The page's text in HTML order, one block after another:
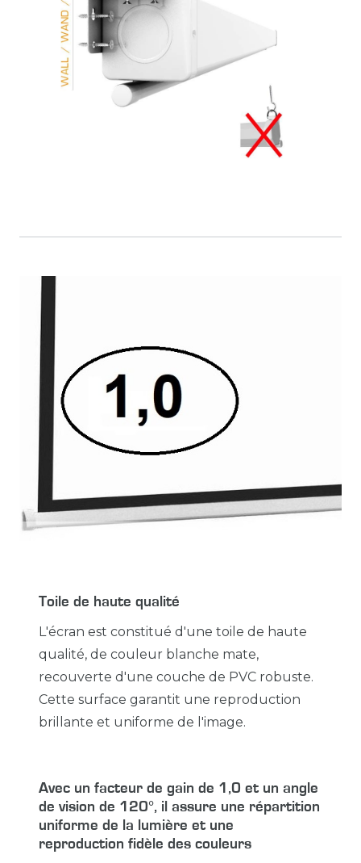
Toile de haute qualité
L'écran est constitué d'une toile de haute
qualité, de couleur blanche mate,
recouverte d'une couche de PVC robuste.
Cette surface garantit une reproduction
brillante et uniforme de l'image.
Avec un facteur de gain de 1,0 et un angle
de vision de 120°, il assure une répartition
uniforme de la lumière et une
reproduction fidèle des couleurs